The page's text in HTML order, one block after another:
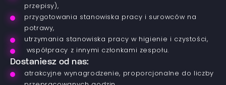
przepisy),
przygotowania stanowiska pracy i surowców na
potrawy,
utrzymania stanowiska pracy w higienie i czystości,
współpracy z innymi członkami zespołu.
Dostaniesz od nas:
atrakcyjne wynagrodzenie, proporcjonalne do liczby